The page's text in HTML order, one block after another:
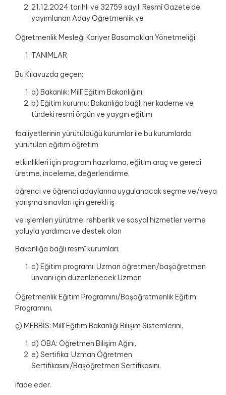
21.12.2024 tarihli ve 32759 sayılı Resmî Gazete’de
yayımlanan Aday Öğretmenlik ve
Öğretmenlik Mesleği Kariyer Basamakları Yönetmeliği.
TANIMLAR
Bu Kılavuzda geçen;
a) Bakanlık: Millî Eğitim Bakanlığını,
b) Eğitim kurumu: Bakanlığa bağlı her kademe ve
türdeki resmî örgün ve yaygın eğitim
faaliyetlerinin yürütüldüğü kurumlar ile bu kurumlarda
yürütülen eğitim öğretim
etkinlikleri için program hazırlama, eğitim araç ve gereci
üretme, inceleme, değerlendirme,
öğrenci ve öğrenci adaylarına uygulanacak seçme ve/veya
yarışma sınavları için gerekli iş
ve işlemleri yürütme, rehberlik ve sosyal hizmetler verme
yoluyla yardımcı ve destek olan
Bakanlığa bağlı resmî kurumları,
c) Eğitim programı: Uzman öğretmen/başöğretmen
ünvanı için düzenlenecek Uzman
Öğretmenlik Eğitim Programını/Başöğretmenlik Eğitim
Programını,
ç) MEBBİS: Millî Eğitim Bakanlığı Bilişim Sistemlerini,
d) ÖBA: Öğretmen Bilişim Ağını,
e) Sertifika: Uzman Öğretmen
Sertifikasını/Başöğretmen Sertifikasını,
ifade eder.